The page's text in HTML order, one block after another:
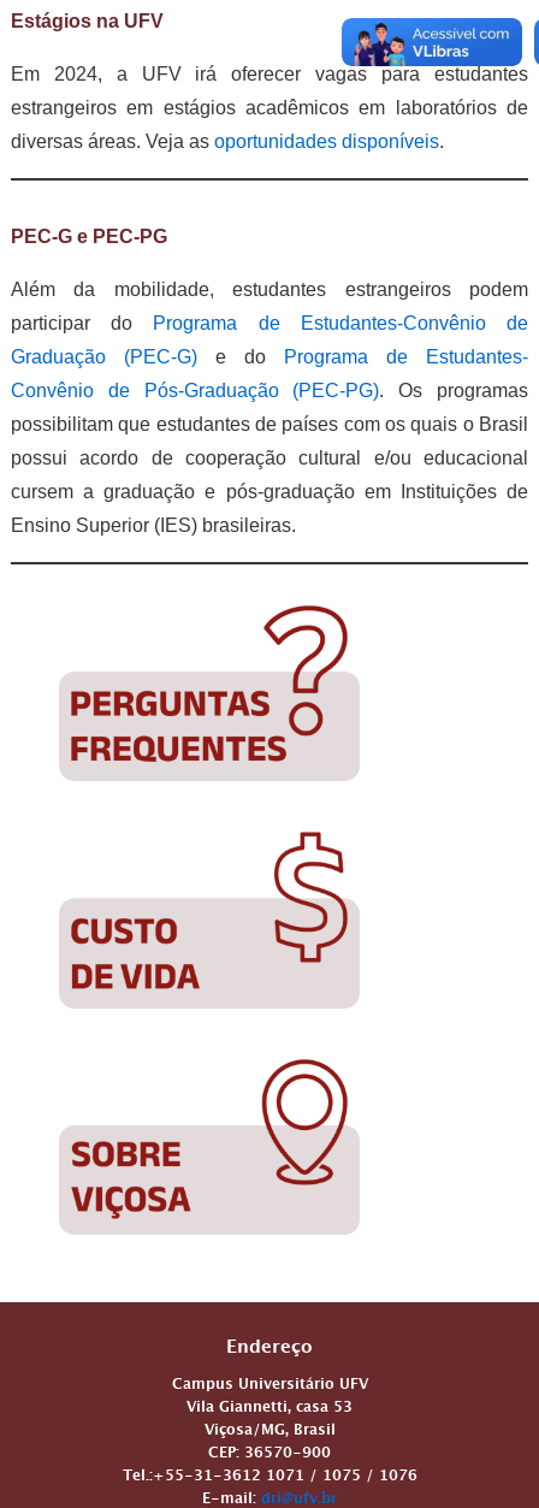
Estágios na UFV
Em 2024, a UFV irá oferecer vagas para estudantes
estrangeiros em estágios acadêmicos em laboratórios de
diversas áreas. Veja as oportunidades disponíveis.
PEC-G e PEC-PG
Além da mobilidade, estudantes estrangeiros podem
participar do Programa de Estudantes-Convênio de
Graduação (PEC-G)e do
Programa de Estudantes-
Convênio de Pós-Graduação (PEC-PG). Os programas
possibilitam que estudantes de países com os quais o Brasil
possui acordo de cooperação cultural e/ou educacional
cursem a graduação e pós-graduação em Instituições de
Ensino Superior (IES) brasileiras.
Endereço
Campus Universitário UFV
Vila Giannetti, casa 53
Viçosa/MG, Brasil
CEP: 36570-900
Tel.:+55-31-3612 1071 / 1075 / 1076
E-mail:dri@ufv.br